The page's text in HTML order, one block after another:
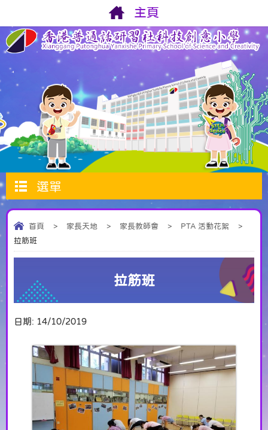
主頁
選單
首頁 > 家長天地 > 家長教師會 > PTA 活動花絮
>
拉筋班
拉筋班
日期: 14/10/2019